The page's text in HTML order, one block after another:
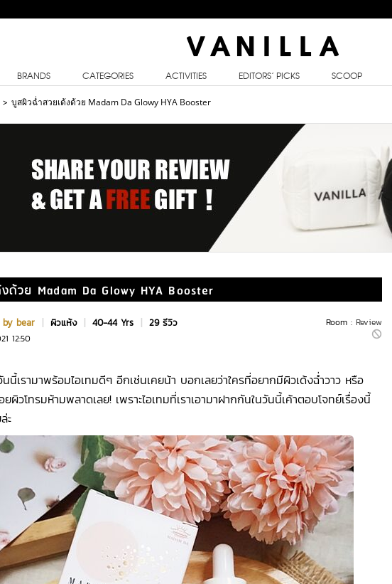
BRANDS CATEGORIES ACTIVITIES EDITORS’ PICKS SCOOP
> บูสผิวฉ่ำสวยเด้งด้วย Madam Da Glowy HYA Booster
ด้วย Madam Da Glowy HYA Booster
Room : Review
by bear | ผิวแห้ง | 40-44 Yrs | 29 รีวิว
12:50
นี้เรามาพร้อมไอเทมดีๆ อีกเช่นเคยน้า บอกเลยว่าใครที่อยากมีผิวเด้งฉ่ำวาว หรือ
วโทรมห้ามพลาดเลย! เพราะไอเทมที่เราเอามาฝากกันในวันนี้เค้าตอบโจทย์เรื่องนี้
ะ